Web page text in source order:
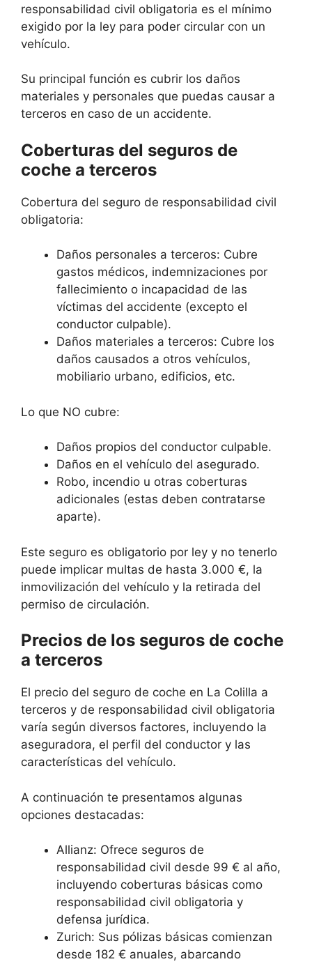
responsabilidad civil obligatoria es el mínimo
exigido por la ley para poder circular con un
vehículo.
Su principal función es cubrir los daños
materiales y personales que puedas causar a
terceros en caso de un accidente.
Coberturas del seguros de
coche a terceros
Cobertura del seguro de responsabilidad civil
obligatoria:
Daños personales a terceros: Cubre
gastos médicos, indemnizaciones por
fallecimiento o incapacidad de las
víctimas del accidente (excepto el
conductor culpable).
Daños materiales a terceros: Cubre los
daños causados a otros vehículos,
mobiliario urbano, edificios, etc.
Lo que NO cubre:
Daños propios del conductor culpable.
Daños en el vehículo del asegurado.
Robo, incendio u otras coberturas
adicionales (estas deben contratarse
aparte).
Este seguro es obligatorio por ley y no tenerlo
puede implicar multas de hasta 3.000 €, la
inmovilización del vehículo y la retirada del
permiso de circulación.
Precios de los seguros de coche
a terceros
El precio del seguro de coche en La Colilla a
terceros y de responsabilidad civil obligatoria
varía según diversos factores, incluyendo la
aseguradora, el perfil del conductor y las
características del vehículo.
A continuación te presentamos algunas
opciones destacadas:
Allianz: Ofrece seguros de
responsabilidad civil desde 99 € al año,
incluyendo coberturas básicas como
responsabilidad civil obligatoria y
defensa jurídica.
Zurich: Sus pólizas básicas comienzan
desde 182 € anuales, abarcando